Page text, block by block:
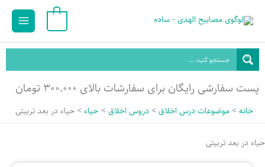
محتوا
Main
پست سفارشی رایگان برای سفارشات بالای ۳۰۰.۰۰۰ تومان
خانه موضوعات درس اخلاق دروس اخلاق حیاء حیاء در بعد تربیتی
حیاء در بعد تربیتی